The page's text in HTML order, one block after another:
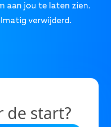
aan jou te laten zien.
verwijderd.
de start?